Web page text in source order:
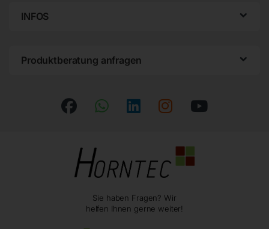
INFOS
Produktberatung anfragen
Sie haben Fragen? Wir
helfen Ihnen gerne weiter!